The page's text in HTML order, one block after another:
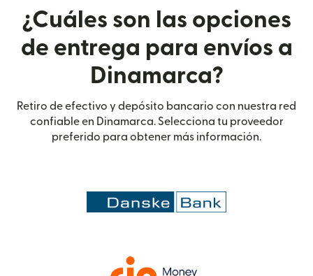
¿Cuáles son las opciones
de entrega para envíos a
Dinamarca?
Retiro de efectivo y depósito bancario con nuestra red
confiable en Dinamarca. Selecciona tu proveedor
preferido para obtener más información.